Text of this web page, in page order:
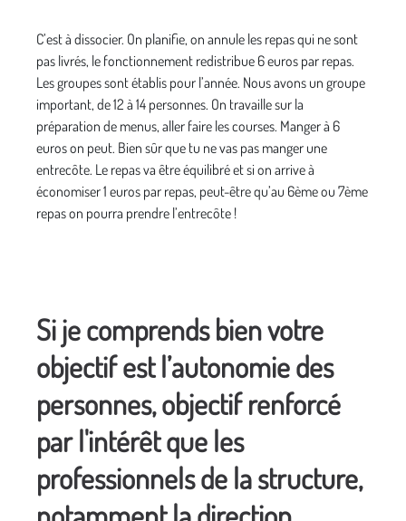
C’est à dissocier. On planifie, on annule les repas qui ne sont
pas livrés, le fonctionnement redistribue 6 euros par repas.
Les groupes sont établis pour l’année. Nous avons un groupe
important, de 12 à 14 personnes. On travaille sur la
préparation de menus, aller faire les courses. Manger à 6
euros on peut. Bien sûr que tu ne vas pas manger une
entrecôte. Le repasva être équilibré et si on arrive à
économiser 1 euros par repas, peut-être qu’au 6ème ou 7ème
repas on pourra prendre l’entrecôte !
Si je comprends bien votre
objectif est l’autonomie des
personnes, objectif renforcé
par l'intérêt que les
professionnels de la structure,